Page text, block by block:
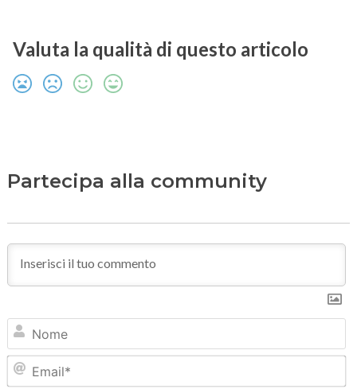
Valuta la qualità di questo articolo
Partecipa alla community